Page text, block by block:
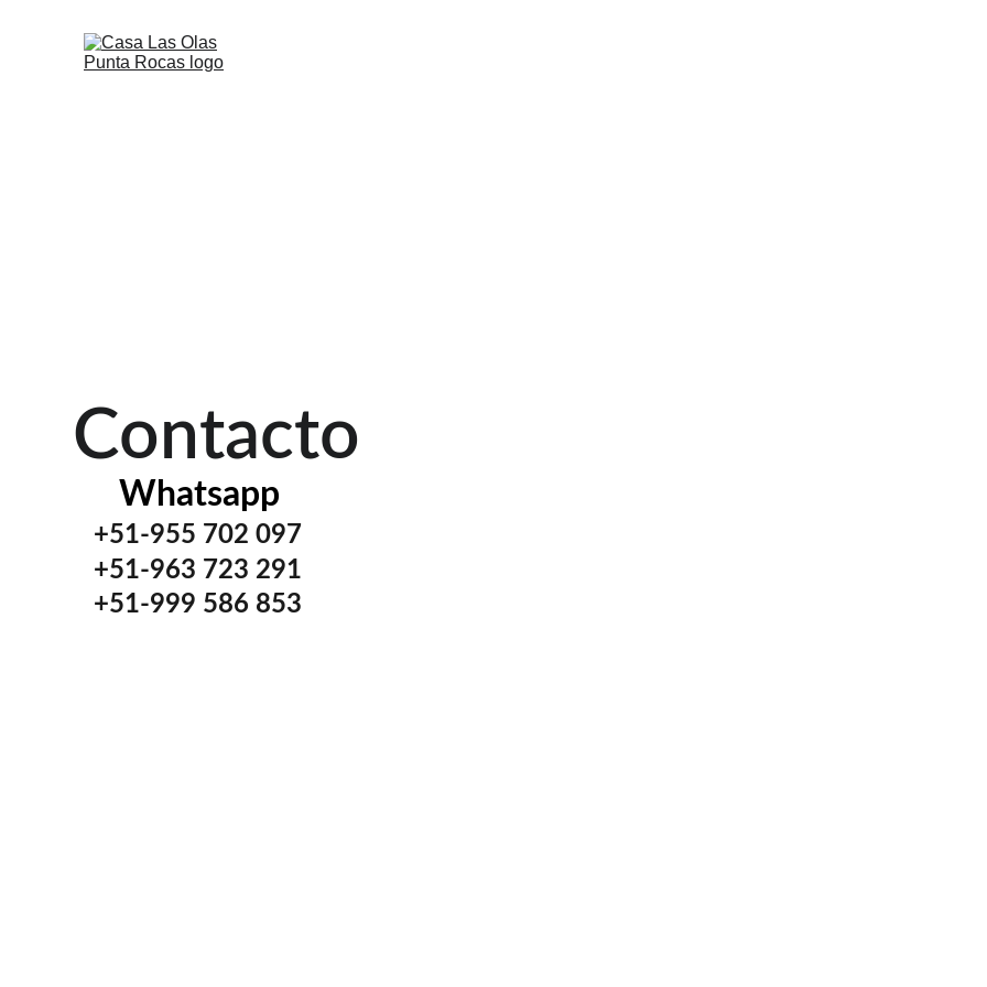
Contacto
Whatsapp
+51-955 702 097
+51-963 723 291
+51-999 586 853